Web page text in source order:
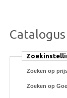
Zoeken op
Zoeken op